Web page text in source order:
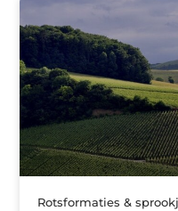
Rotsformaties &